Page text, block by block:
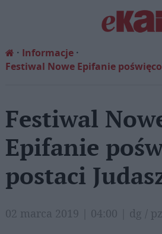
Informacje
Festiwal Nowe Epifanie
Festiwal
Epifanie
postaci
02 marca 2019 | 04:00 | dg /